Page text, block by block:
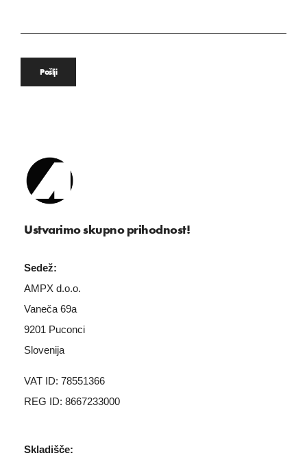
Ustvarimo skupno prihodnost!
Sedež:
AMPX d.o.o.
Vaneča 69a
9201 Puconci
Slovenija
VAT ID: 78551366
REG ID: 8667233000
Skladišče: